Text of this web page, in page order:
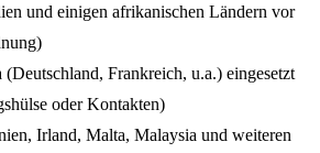
und einigen afrikanischen Ländern vor
Frankreich, u.a.) eingesetzt
oder Kontakten)
Irland, Malta, Malaysia und weiteren